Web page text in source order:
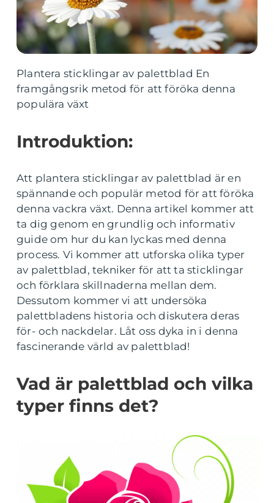
Plantera sticklingar av palettblad En
framgångsrik metod för att föröka denna
populära växt
Introduktion:
Att plantera sticklingar av palettblad är en
spännande och populär metod för att föröka
denna vackra växt. Denna artikel kommer att
ta dig genom en grundlig och informativ
guide om hur du kan lyckas med denna
process. Vi kommer att utforska olika typer
av palettblad, tekniker för att ta sticklingar
och förklara skillnaderna mellan dem.
Dessutom kommer vi att undersöka
palettbladens historia och diskutera deras
för- och nackdelar. Låt oss dyka in i denna
fascinerande värld av palettblad!
Vad är palettblad och vilka
typer finns det?